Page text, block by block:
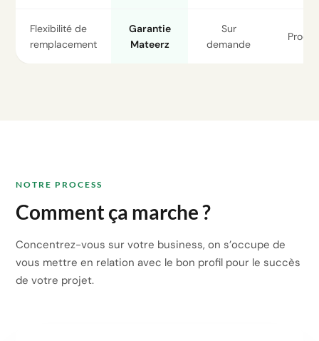
Flexibilité de
remplacement
Garantie
Mateerz
Sur
demande
NOTRE PROCESS
Comment ça marche ?
Concentrez-vous sur votre business, on s’occupe de
vous mettre en relation avec le bon profil pour le succès
de votre projet.